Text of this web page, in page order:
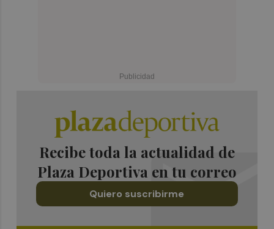
Recibe toda la actualidad de
Plaza Deportiva en tu correo
Quiero suscribirme